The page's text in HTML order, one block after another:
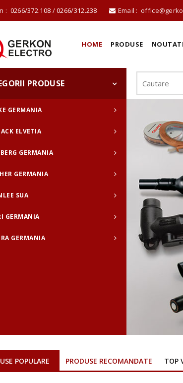
: 0266/372.108 /0266/312.238 Email :
HOME PRODUSE NOUTATI
PRODUSE
GERMANIA
ELVETIA
GERMANIA
GERMANIA
SUA
GERMANIA
GERMANIA
POPULARE PRODUSE RECOMANDATE TOP